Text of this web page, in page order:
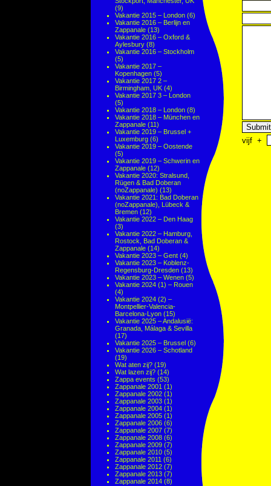
(9)
Vakantie 2015 – London (6)
Vakantie 2016 – Berlijn en
Zappanale (13)
Vakantie 2016 – Oxford &
Aylesbury (8)
Vakantie 2016 – Stockholm
(5)
Vakantie 2017 –
Kopenhagen (5)
Vakantie 2017 2 –
Birmingham, UK (4)
Vakantie 2017 3 – London
(5)
Vakantie 2018 – London (8)
Vakantie 2018 – München en
Zappanale (11)
Vakantie 2019 – Brussel +
Luxemburg (6)
Vakantie 2019 – Oostende
(5)
Vakantie 2019 – Schwerin en
Zappanale (12)
Vakantie 2020: Stralsund,
Rügen & Bad Doberan
(noZappanale) (13)
Vakantie 2021: Bad Doberan
(noZappanale), Lübeck &
Bremen (12)
Vakantie 2022 – Den Haag
(3)
Vakantie 2022 – Hamburg,
Rostock, Bad Doberan &
Zappanale (14)
Vakantie 2023 – Gent (4)
Vakantie 2023 – Koblenz-
Regensburg-Dresden (13)
Vakantie 2023 – Wenen (5)
Vakantie 2024 (1) – Rouen
(4)
Vakantie 2024 (2) –
Montpellier-Valencia-
Barcelona-Lyon (15)
Vakantie 2025 – Andalusië:
Granada, Málaga & Sevilla
(17)
Vakantie 2025 – Brussel (6)
Vakantie 2026 – Schotland
(19)
Wat aten zij? (19)
Wat lazen zij? (14)
Zappa events (53)
Zappanale 2001 (1)
Zappanale 2002 (1)
Zappanale 2003 (1)
Zappanale 2004 (1)
Zappanale 2005 (1)
Zappanale 2006 (6)
Zappanale 2007 (7)
Zappanale 2008 (6)
Zappanale 2009 (7)
Zappanale 2010 (5)
Zappanale 2011 (6)
Zappanale 2012 (7)
Zappanale 2013 (7)
Zappanale 2014 (8)
vijf +